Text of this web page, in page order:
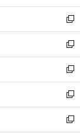
開
く
ウ
で
開
く
ン
ド
ウ
で
開
く
ウ
ィ
ン
ド
ウ
で
開
く
新
し
い
ウ
ィ
ン
ド
ウ
で
新
し
い
ウ
ィ
ン
ド
新
し
い
ウ
ィ
新
し
い
新